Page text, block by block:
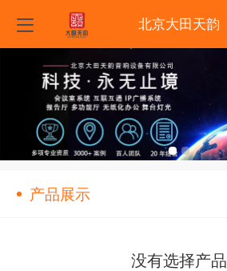
北京大田天韵
产品展示
没有选择产品